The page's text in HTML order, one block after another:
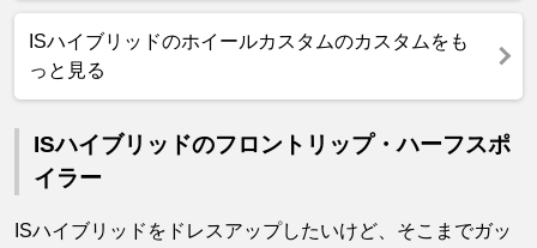
ISハイブリッドのホイールカスタムのカスタムをも
っと見る
ISハイブリッドのフロントリップ・ハーフスポ
イラー
ISハイブリッドをドレスアップしたいけど、そこまでガッ